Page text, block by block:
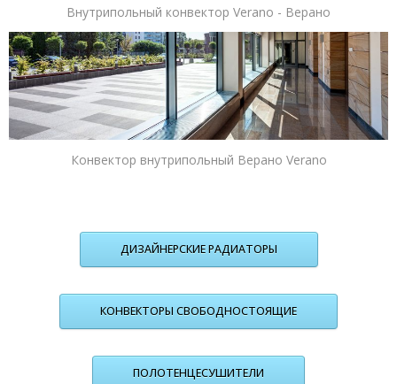
Внутрипольный конвектор Verano - Верано
Конвектор внутрипольный Верано Verano
ДИЗАЙНЕРСКИЕ РАДИАТОРЫ
КОНВЕКТОРЫ СВОБОДНОСТОЯЩИЕ
ПОЛОТЕНЦЕСУШИТЕЛИ